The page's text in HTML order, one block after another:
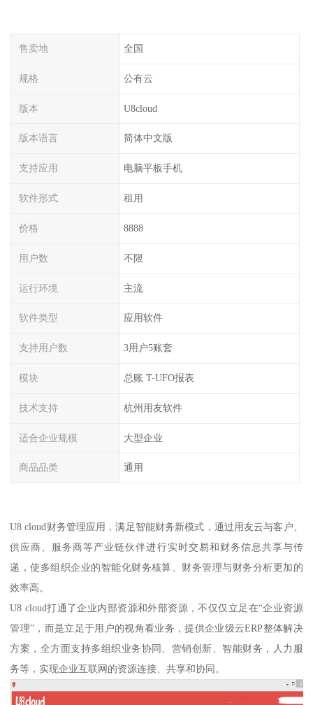
售卖地 全国
规格 公有云
版本 U8cloud
版本语言 简体中文版
支持应用 电脑平板手机
软件形式 租用
价格 8888
用户数 不限
运行环境 主流
软件类型 应用软件
支持用户数 3用户5账套
模块 总账 T-UFO报表
技术支持 杭州用友软件
适合企业规模 大型企业
商品品类 通用
U8 cloud财务管理应用，满足智能财务新模式，通过用友云与客户、
供应商、服务商等产业链伙伴进行实时交易和财务信息共享与传
递，使多组织企业的智能化财务核算、财务管理与财务分析更加的
效率高。
U8 cloud打通了企业内部资源和外部资源，不仅仅立足在“企业资源
管理”，而是立足于用户的视角看业务，提供企业级云ERP整体解决
方案，全方面支持多组织业务协同、营销创新、智能财务，人力服
务等，实现企业互联网的资源连接、共享和协同。